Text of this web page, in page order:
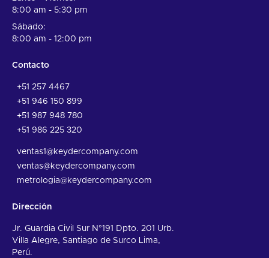
8:00 am - 5:30 pm
Sábado:
8:00 am - 12:00 pm
Contacto
+51 257 4467
+51 946 150 899
+51 987 948 780
+51 986 225 320
ventas1@keydercompany.com
ventas@keydercompany.com
metrologia@keydercompany.com
Dirección
Jr. Guardia Civil Sur N°191 Dpto. 201 Urb.
Villa Alegre, Santiago de Surco Lima,
Perú.